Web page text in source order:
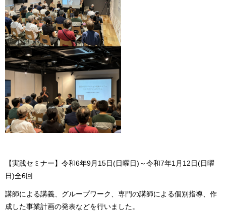
【実践セミナー】令和6年9月15日(日曜日)～令和7年1月12日(日曜
日)全6回
講師による講義、グループワーク、専門の講師による個別指導、作
成した事業計画の発表などを行いました。